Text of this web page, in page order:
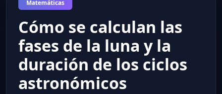
Matemáticas
Cómo se calculan las
fases de la luna y la
duración de los ciclos
astronómicos